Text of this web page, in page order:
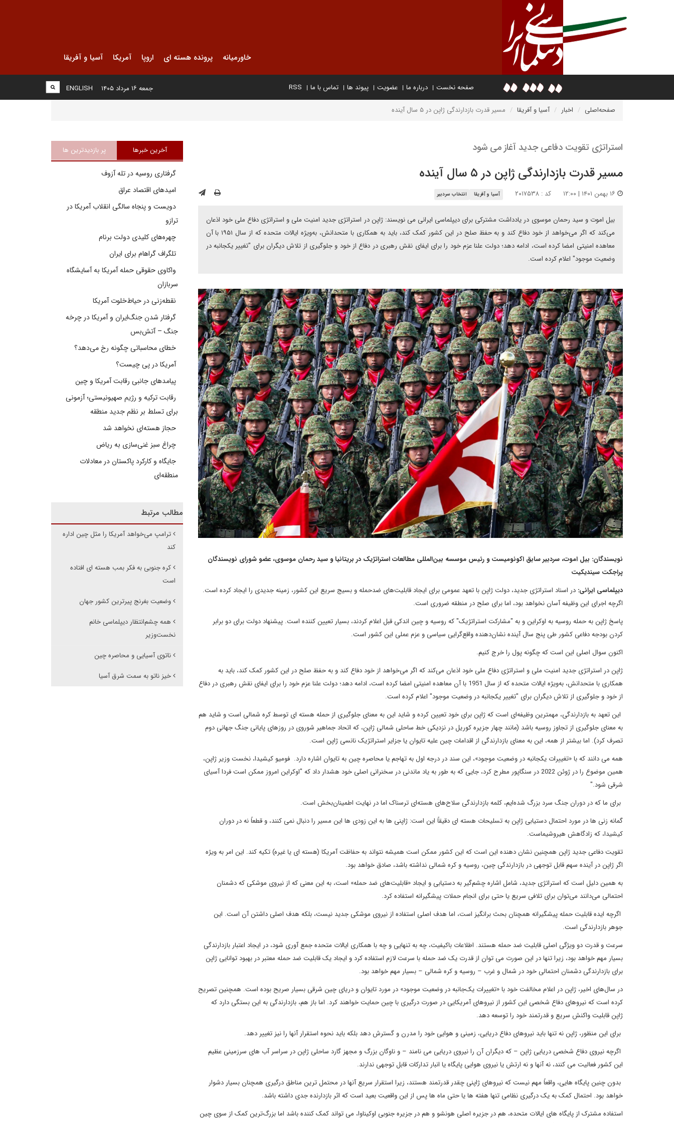
خاورمیانه پرونده هسته ای اروپا آمریکا آسیا و آفریقا
صفحه نخست درباره ما عضویت پیوند ها تماس با ما RSS
ENGLISH جمعه ۱۶ مرداد ۱۴۰۵
صفحه‌اصلی اخبار آسیا و آفریقا مسیر قدرت بازدارندگی ژاپن در ۵ سال آینده
استراتژی تقویت دفاعی جدید آغاز می شود
مسیر قدرت بازدارندگی ژاپن در ۵ سال آینده
کد : ۲۰۱۷۵۳۸ آسیا و آفریقا انتخاب سردبیر
بیل اموت و سید رحمان موسوی در یادداشت مشترکی برای دیپلماسی ایرانی می نویسند: ژاپن در استراتژی جدید امنیت ملی و استراتژی دفاع ملی خود اذعان
می‌کند که اگر می‌خواهد از خود دفاع کند و به حفظ صلح در این کشور کمک کند، باید به همکاری با متحدانش، به‌ویژه ایالات متحده که از سال ۱۹۵۱ با آن
معاهده امنیتی امضا کرده است، ادامه دهد؛ دولت علنا عزم خود را برای ایفای نقش رهبری در دفاع از خود و جلوگیری از تلاش دیگران برای "تغییر یکجانبه در
وضعیت موجود" اعلام کرده است.
نویسندگان: بیل اموت، سردبیر سابق اکونومیست و رئیس موسسه بین‌المللی مطالعات استراتژیک در بریتانیا و سید رحمان موسوی، عضو شورای نویسندگان
پراجکت سیندیکیت
دیپلماسی ایرانی: در اسناد استراتژی جدید، دولت ژاپن با تعهد عمومی برای ایجاد قابلیت‌های ضدحمله و بسیج سریع این کشور، زمینه جدیدی را ایجاد کرده است.
اگرچه اجرای این وظیفه آسان نخواهد بود، اما برای صلح در منطقه ضروری است.
پاسخ ژاپن به حمله روسیه به اوکراین و به "مشارکت استراتژیک" که روسیه و چین اندکی قبل اعلام کردند، بسیار تعیین کننده است. پیشنهاد دولت برای دو برابر
کردن بودجه دفاعی کشور طی پنج سال آینده نشان‌دهنده واقع‌گرایی سیاسی و عزم عملی این کشور است.
اکنون سوال اصلی این است که چگونه پول را خرج کنیم.
ژاپن در استراتژی جدید امنیت ملی و استراتژی دفاع ملی خود اذعان می‌کند که اگر می‌خواهد از خود دفاع کند و به حفظ صلح در این کشور کمک کند، باید به
همکاری با متحدانش، به‌ویژه ایالات متحده که از سال 1951 با آن معاهده امنیتی امضا کرده است، ادامه دهد؛ دولت علنا عزم خود را برای ایفای نقش رهبری در دفاع
از خود و جلوگیری از تلاش دیگران برای "تغییر یکجانبه در وضعیت موجود" اعلام کرده است.
این تعهد به بازدارندگی، مهمترین وظیفه‌ای است که ژاپن برای خود تعیین کرده و شاید این به معنای جلوگیری از حمله هسته ای توسط کره شمالی است و شاید هم
به معنای جلوگیری از تجاوز روسیه باشد (مانند چهار جزیره کوریل در نزدیکی خط ساحلی شمالی ژاپن، که اتحاد جماهیر شوروی در روزهای پایانی جنگ جهانی دوم
تصرف کرد). اما بیشتر از همه، این به معنای بازدارندگی از اقدامات چین علیه تایوان یا جزایر استراتژیک نانسی ژاپن است.
همه می دانند که با «تغییرات یکجانبه در وضعیت موجود»، این سند در درجه اول به تهاجم یا محاصره چین به تایوان اشاره دارد. فومیو کیشیدا، نخست وزیر ژاپن،
همین موضوع را در ژوئن 2022 در سنگاپور مطرح کرد، جایی که به طور به یاد ماندنی در سخنرانی اصلی خود هشدار داد که "اوکراین امروز ممکن است فردا آسیای
شرقی شود."
برای ما که در دوران جنگ سرد بزرگ شده‌ایم، کلمه بازدارندگی سلاح‌های هسته‌ای ترسناک اما در نهایت اطمینان‌بخش است.
گمانه زنی ها در مورد احتمال دستیابی ژاپن به تسلیحات هسته ای دقیقاً این است: ژاپنی ها به این زودی ها این مسیر را دنبال نمی کنند، و قطعاً نه در دوران
کیشیدا، که زادگاهش هیروشیماست.
تقویت دفاعی جدید ژاپن همچنین نشان دهنده این است که این کشور ممکن است همیشه نتواند به حفاظت آمریکا (هسته ای یا غیره) تکیه کند. این امر به ویژه
اگر ژاپن در آینده سهم قابل توجهی در بازدارندگی چین، روسیه و کره شمالی نداشته باشد، صادق خواهد بود.
به همین دلیل است که استراتژی جدید، شامل اشاره چشم‌گیر به دستیابی و ایجاد «قابلیت‌های ضد حمله» است، به این معنی که از نیروی موشکی که دشمنان
احتمالی می‌دانند می‌توان برای تلافی سریع یا حتی برای انجام حملات پیشگیرانه استفاده کرد.
اگرچه ایده قابلیت حمله پیشگیرانه همچنان بحث برانگیز است، اما هدف اصلی استفاده از نیروی موشکی جدید نیست، بلکه هدف اصلی داشتن آن است. این
جوهر بازدارندگی است.
سرعت و قدرت دو ویژگی اصلی قابلیت ضد حمله هستند. اطلاعات باکیفیت، چه به تنهایی و چه با همکاری ایالات متحده جمع آوری شود، در ایجاد اعتبار بازدارندگی
بسیار مهم خواهد بود، زیرا تنها در این صورت می توان از قدرت یک ضد حمله با سرعت لازم استفاده کرد و ایجاد یک قابلیت ضد حمله معتبر در بهبود توانایی ژاپن
برای بازدارندگی دشمنان احتمالی خود در شمال و غرب – روسیه و کره شمالی – بسیار مهم خواهد بود.
در سال‌های اخیر، ژاپن در اعلام مخالفت خود با «تغییرات یک‌جانبه در وضعیت موجود» در مورد تایوان و دریای چین شرقی بسیار صریح بوده است. همچنین تصریح
کرده است که نیروهای دفاع شخصی این کشور از نیروهای آمریکایی در صورت درگیری با چین حمایت خواهند کرد. اما باز هم، بازدارندگی به این بستگی دارد که
ژاپن قابلیت واکنش سریع و قدرتمند خود را توسعه دهد.
برای این منظور، ژاپن نه تنها باید نیروهای دفاع دریایی، زمینی و هوایی خود را مدرن و گسترش دهد بلکه باید نحوه استقرار آنها را نیز تغییر دهد.
اگرچه نیروی دفاع شخصی دریایی ژاپن – که دیگران آن را نیروی دریایی می نامند – و ناوگان بزرگ و مجهز گارد ساحلی ژاپن در سراسر آب های سرزمینی عظیم
این کشور فعالیت می کنند، نه آنها و نه ارتش یا نیروی هوایی پایگاه یا انبار تدارکات قابل توجهی ندارند.
بدون چنین پایگاه هایی، واقعاً مهم نیست که نیروهای ژاپنی چقدر قدرتمند هستند، زیرا استقرار سریع آنها در محتمل ترین مناطق درگیری همچنان بسیار دشوار
خواهد بود. احتمال کمک به یک درگیری نظامی تنها هفته ها یا حتی ماه ها پس از این واقعیت بعید است که اثر بازدارنده جدی داشته باشد.
استفاده مشترک از پایگاه های ایالات متحده، هم در جزیره اصلی هونشو و هم در جزیره جنوبی اوکیناوا، می تواند کمک کننده باشد اما بزرگ‌ترین کمک از سوی چین
آخرین خبرها پر بازدیدترین ها
گرفتاری روسیه در تله آزوف
امیدهای اقتصاد عراق
دویست و پنجاه سالگی انقلاب آمریکا در
ترازو
چهره‌های کلیدی دولت برنام
تلگراف گراهام برای ایران
واکاوی حقوقی حمله آمریکا به آسایشگاه
سربازان
نقطه‌زنی در حیاط‌خلوت آمریکا
گرفتار شدن جنگ‌ایران و آمریکا در چرخه
جنگ – آتش‌بس
خطای محاسباتی چگونه رخ می‌دهد؟
آمریکا در پی چیست؟
پیامدهای جانبی رقابت آمریکا و چین
رقابت ترکیه و رژیم صهیونیستی؛ آزمونی
برای تسلط بر نظم جدید منطقه
حجاز هسته‌ای نخواهد شد
چراغ سبز غنی‌سازی به ریاض
جایگاه و کارکرد پاکستان در معادلات
منطقه‌ای
مطالب مرتبط
ترامپ می‌خواهد آمریکا را مثل چین اداره
کند
کره جنوبی به فکر بمب هسته ای افتاده
است
وضعیت بغرنج پیرترین کشور جهان
همه چشم‌انتظار دیپلماسی خانم
نخست‌وزیر
ناتوی آسیایی و محاصره چین
خیز ناتو به سمت شرق آسیا